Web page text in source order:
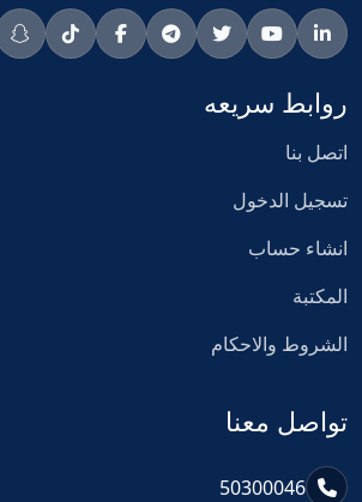
روابط سريعه
اتصل بنا
تسجيل الدخول
انشاء حساب
المكتبة
الشروط والاحكام
تواصل معنا
50300046